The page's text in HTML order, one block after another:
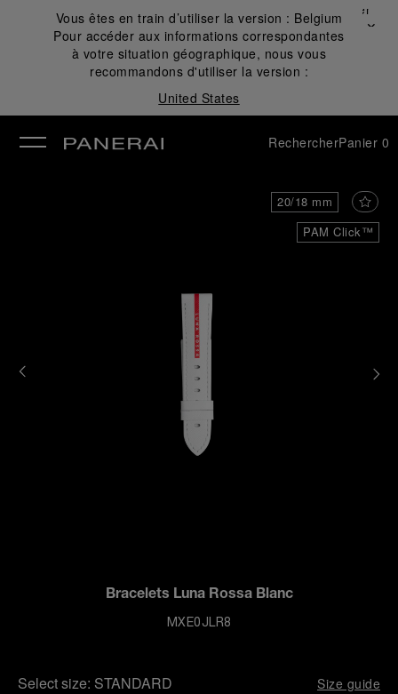
Vous êtes en train d’utiliser la version : Belgium
Pour accéder aux informations correspondantes
à votre situation géographique, nous vous
recommandons d'utiliser la version :
United States
Fermer
✕
RechercherPanier 0
PAM Click™
20/18 mm
Bracelets Luna Rossa Blanc
MXE0JLR8
Select size: STANDARD Size guide